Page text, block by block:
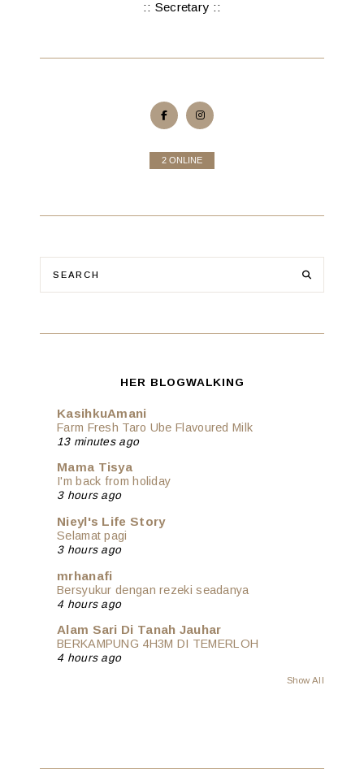
:: Secretary ::
2 ONLINE
HER BLOGWALKING
KasihkuAmani
Farm Fresh Taro Ube Flavoured Milk
13 minutes ago
Mama Tisya
I'm back from holiday
3 hours ago
Nieyl's Life Story
Selamat pagi
3 hours ago
mrhanafi
Bersyukur dengan rezeki seadanya
4 hours ago
Alam Sari Di Tanah Jauhar
BERKAMPUNG 4H3M DI TEMERLOH
4 hours ago
Show All